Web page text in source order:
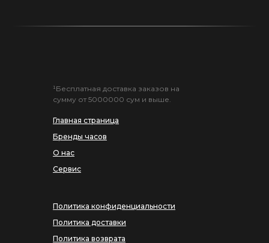
Главная страница
Бренды часов
О нас
Сервис
¹Бесплатная доставка заказов на
сумму от 5000000 сум и выше.
Политика конфиденциальности
Политика доставки
Политика возврата